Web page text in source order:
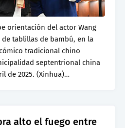
orientación del actor Wang
tablillas de bambú, en la
tradicional chino
septentrional china
de 2025. (Xinhua)…
alto el fuego entre